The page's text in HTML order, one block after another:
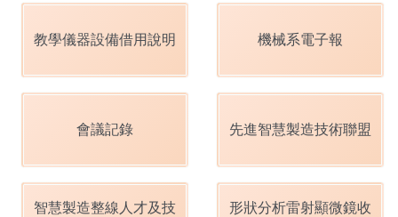
教學儀器設備借用說明 機械系電子報
會議記錄 先進智慧製造技術聯盟
智慧製造整線人才及技
形狀分析雷射顯微鏡收